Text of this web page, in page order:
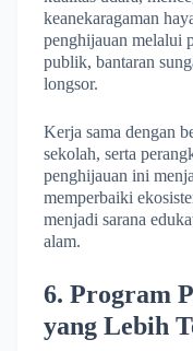
keanekaragaman
penghijauan melalui
publik, bantaran
longsor.
Kerja sama dengan
sekolah, serta
penghijauan ini
memperbaiki
menjadi sarana
alam.
6. Program
yang Lebih